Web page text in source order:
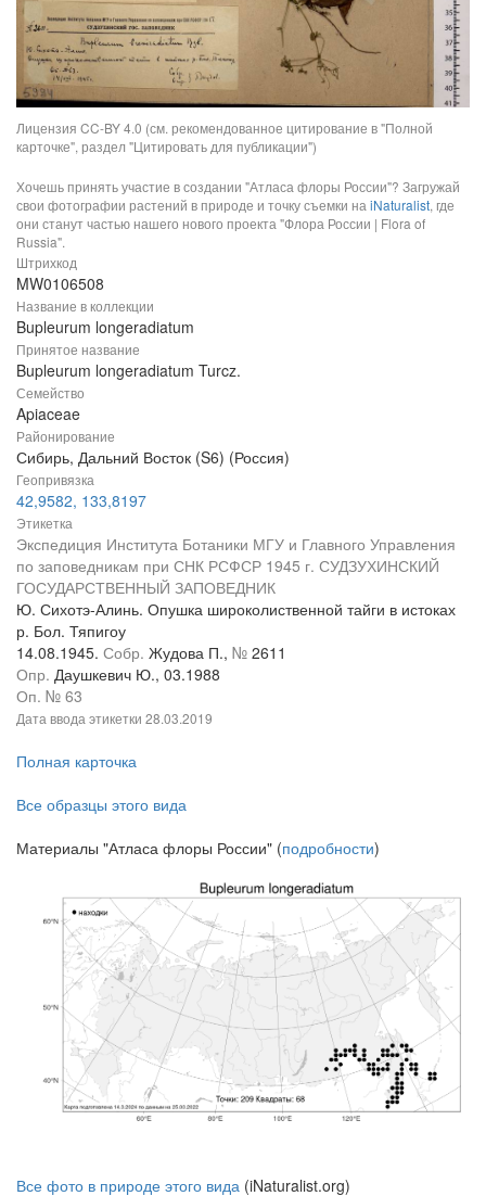
Лицензия CC-BY 4.0 (см. рекомендованное цитирование в "Полной
карточке", раздел "Цитировать для публикации")
Хочешь принять участие в создании "Атласа флоры России"? Загружай
свои фотографии растений в природе и точку съемки на iNaturalist, где
они станут частью нашего нового проекта "Флора России | Flora of
Russia".
Штрихкод
MW0106508
Название в коллекции
Bupleurum longeradiatum
Принятое название
Bupleurum longeradiatum Turcz.
Семейство
Apiaceae
Районирование
Сибирь, Дальний Восток (S6) (Россия)
Геопривязка
42,9582, 133,8197
Этикетка
Экспедиция Института Ботаники МГУ и Главного Управления
по заповедникам при СНК РСФСР 1945 г. СУДЗУХИНСКИЙ
ГОСУДАРСТВЕННЫЙ ЗАПОВЕДНИК
Ю. Сихотэ-Алинь. Опушка широколиственной тайги в истоках
р. Бол. Тяпигоу
14.08.1945. Собр. Жудова П., № 2611
Опр. Даушкевич Ю., 03.1988
Оп. № 63
Дата ввода этикетки 28.03.2019
Полная карточка
Все образцы этого вида
Материалы "Атласа флоры России" (подробности)
Все фото в природе этого вида (iNaturalist.org)